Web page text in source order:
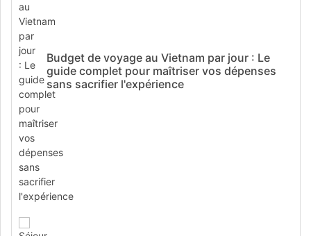
Budget de voyage au Vietnam par jour : Le
guide complet pour maîtriser vos dépenses
sans sacrifier l'expérience